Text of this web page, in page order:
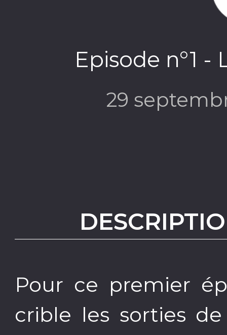
Episode n°1 -
29
Pour ce premier
crible les sorties